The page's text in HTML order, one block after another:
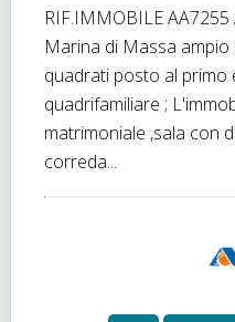
RIF.IMMOBILE
Marina di Massa
quadrati posto al primo
quadrifamiliare ;
matrimoniale ,sala con
correda...